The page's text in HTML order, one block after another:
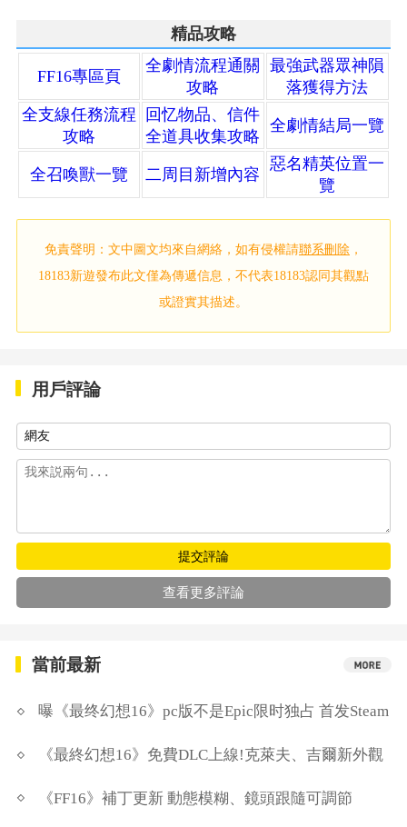
精品攻略
FF16專區頁
全劇情流程通關
攻略
最強武器眾神隕
落獲得方法
全支線任務流程
攻略
回忆物品、信件
全道具收集攻略
全劇情結局一覽
全召喚獸一覽 二周目新增內容
惡名精英位置一
覽
免責聲明：文中圖文均來自網絡，如有侵權請聯系刪除 ，
18183新遊發布此文僅為傳遞信息，不代表18183認同其觀點
或證實其描述。
用戶評論
提交評論
查看更多評論
當前最新
曝《最终幻想16》pc版不是Epic限时独占 首发Steam
《最終幻想16》免費DLC上線!克萊夫、吉爾新外觀
《FF16》補丁更新 動態模糊、鏡頭跟隨可調節